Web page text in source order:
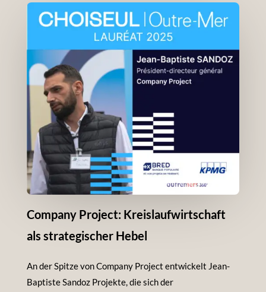
Company Project: Kreislaufwirtschaft
als strategischer Hebel
An der Spitze von Company Project entwickelt Jean-
Baptiste Sandoz Projekte, die sich der